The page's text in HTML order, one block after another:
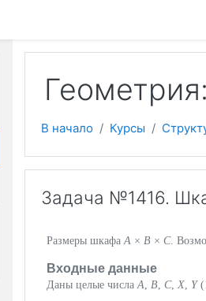
В начало Курсы
Задача №1416.
Размеры шкафаA × B × C.
Входные данные
Даны целые числаA, B, C,X, Y